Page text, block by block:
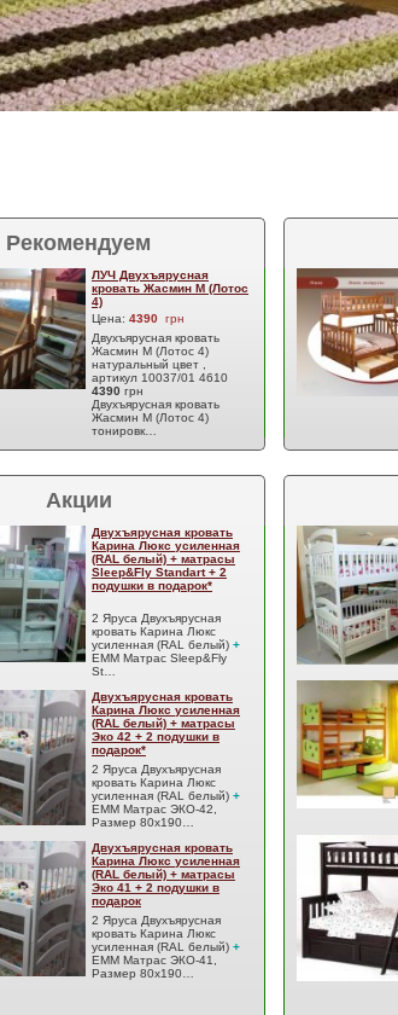
Рекомендуем
ЛУЧ Двухъярусная
кровать Жасмин М (Лотос
4)
Цена: 4390 грн
Двухъярусная кровать
Жасмин М (Лотос 4)
натуральный цвет ,
артикул 10037/01 4610
4390 грн
Двухъярусная кровать
Жасмин М (Лотос 4)
тонировк…
Акции
Двухъярусная кровать
Карина Люкс усиленная
(RAL белый) + матрасы
Sleep&Fly Standart + 2
подушки в подарок*
2 Яруса Двухъярусная
кровать Карина Люкс
усиленная (RAL белый) +
EMM Матрас Sleep&Fly
St…
Двухъярусная кровать
Карина Люкс усиленная
(RAL белый) + матрасы
Эко 42 + 2 подушки в
подарок*
2 Яруса Двухъярусная
кровать Карина Люкс
усиленная (RAL белый) +
EMM Матрас ЭКО-42,
Размер 80x190…
Двухъярусная кровать
Карина Люкс усиленная
(RAL белый) + матрасы
Эко 41 + 2 подушки в
подарок
2 Яруса Двухъярусная
кровать Карина Люкс
усиленная (RAL белый) +
EMM Матрас ЭКО-41,
Размер 80x190…